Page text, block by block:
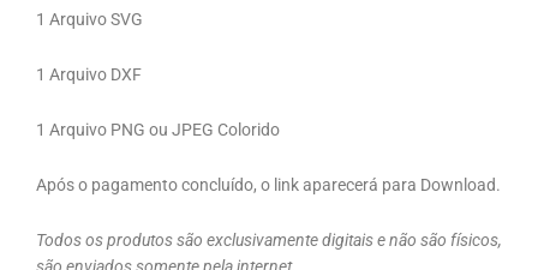
1 Arquivo SVG
1 Arquivo DXF
1 Arquivo PNG ou JPEG Colorido
Após o pagamento concluído, o link aparecerá para Download.
Todos os produtos são exclusivamente digitais e não são físicos,